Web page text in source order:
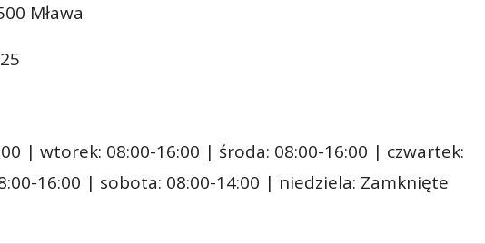
Mława
| wtorek: 08:00-16:00 | środa: 08:00-16:00 | czwartek:
16:00 | sobota: 08:00-14:00 | niedziela: Zamknięte